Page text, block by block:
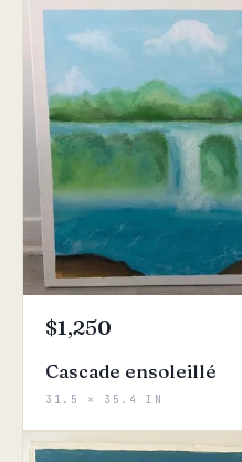
$1,250
Cascade ensoleillé
31.5 × 35.4 IN